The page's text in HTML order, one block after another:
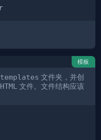
模板
templates 文件夹，并创
HTML 文件。文件结构应该